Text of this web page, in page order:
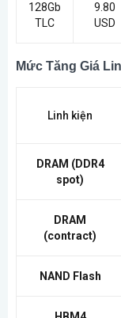
128Gb
TLC
9.80
USD
Mức Tăng Giá
Linh kiện
DRAM (DDR4
spot)
DRAM
(contract)
NAND Flash